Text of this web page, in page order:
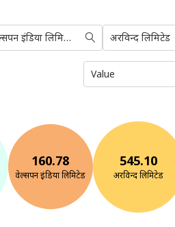
वेल्सपन इंडिया लिमिटेड अरविन्द लिमिटेड
Value
160.78
वेल्सपन इंडिया लिमिटेड
545.10
अरविन्द लिमिटेड